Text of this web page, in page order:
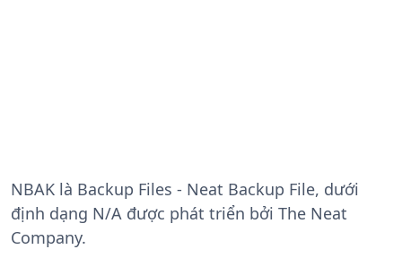
NBAK là Backup Files - Neat Backup File, dưới
định dạng N/A được phát triển bởi The Neat
Company.